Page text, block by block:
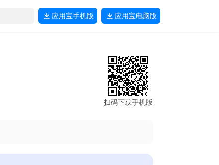
应用宝手机版 应用宝电脑版
扫码下载手机版